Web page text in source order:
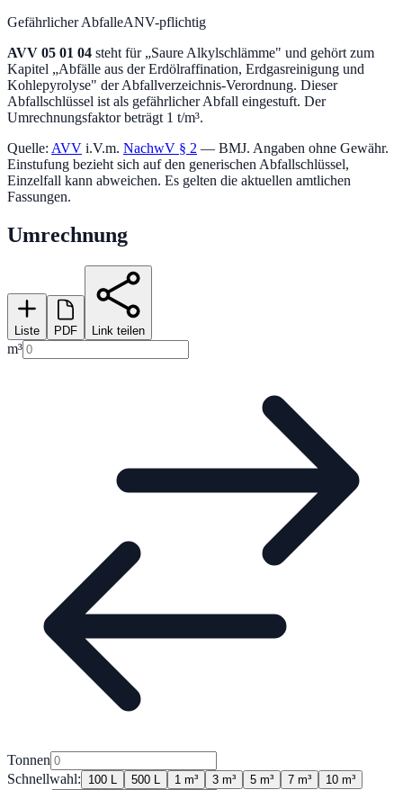
Gefährlicher AbfalleANV-pflichtig
AVV 05 01 04 steht für „Saure Alkylschlämme" und gehört zum
Kapitel „Abfälle aus der Erdölraffination, Erdgasreinigung und
Kohlepyrolyse" der Abfallverzeichnis-Verordnung. Dieser
Abfallschlüssel ist als gefährlicher Abfall eingestuft. Der
Umrechnungsfaktor beträgt 1 t/m³.
Quelle: AVV i.V.m. NachwV § 2 — BMJ. Angaben ohne Gewähr.
Einstufung bezieht sich auf den generischen Abfallschlüssel,
Einzelfall kann abweichen. Es gelten die aktuellen amtlichen
Fassungen.
Umrechnung
Liste PDF Link teilen
m³
Tonnen
Schnellwahl:
100 L 500 L 1 m³ 3 m³ 5 m³ 7 m³ 10 m³